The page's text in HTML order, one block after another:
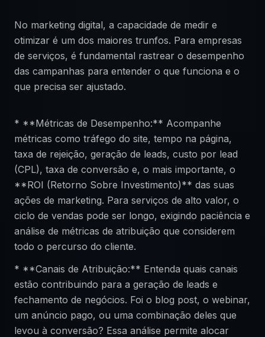
No marketing digital, a capacidade de medir e
otimizar é um dos maiores trunfos. Para empresas
de serviços, é fundamental rastrear o desempenho
das campanhas para entender o que funciona e o
que precisa ser ajustado.
* **Métricas de Desempenho:** Acompanhe
métricas como tráfego do site, tempo na página,
taxa de rejeição, geração de leads, custo por lead
(CPL), taxa de conversão e, o mais importante, o
**ROI (Retorno Sobre Investimento)** das suas
ações de marketing. Para serviços de alto valor, o
ciclo de vendas pode ser longo, exigindo paciência e
análise de métricas de atribuição que considerem
todo o percurso do cliente.
* **Canais de Atribuição:** Entenda quais canais
estão contribuindo para a geração de leads e
fechamento de negócios. Foi o blog post, o webinar,
um anúncio pago, ou uma combinação deles que
levou à conversão? Essa análise permite alocar